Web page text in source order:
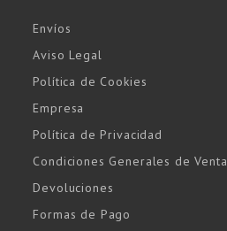
Envíos
Aviso Legal
Política de Cookies
Empresa
Política de Privacidad
Condiciones Generales de Venta
Devoluciones
Formas de Pago